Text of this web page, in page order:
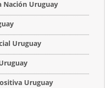
Uruguay
Uruguay
Uruguay